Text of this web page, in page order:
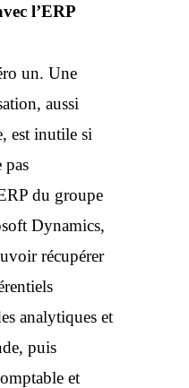
l’ERP
un. Une
aussi
est inutile si
pas
du groupe
Dynamics,
récupérer
analytiques et
puis
et